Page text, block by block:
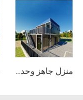
منزل جاهز وحدوي في حاويات قابل للتجميع السريع | وحدة معيشية محمولة قابلة للطي للاستخدام السكني